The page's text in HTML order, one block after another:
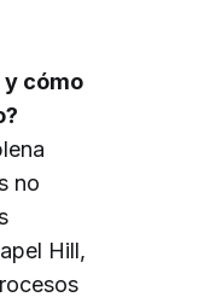
y cómo
no
Hill,